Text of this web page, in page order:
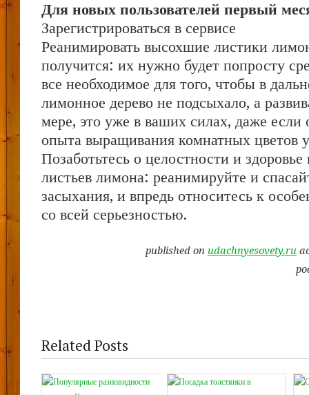
Для новых пользователей первый
Зарегистрироваться в сервисе
Реанимировать высохшие листики
получится: их нужно будет попросту
все необходимое для того, чтобы в
лимонное дерево не подсыхало, а
мере, это уже в ваших силах, даже если
опыта выращивания комнатных цветов
Позаботьтесь о целостности и здоровье
листьев лимона: реанимируйте и
засыхания, и впредь относитесь к
со всей серьезностью.
published on udachnyesovety.ru
Related Posts